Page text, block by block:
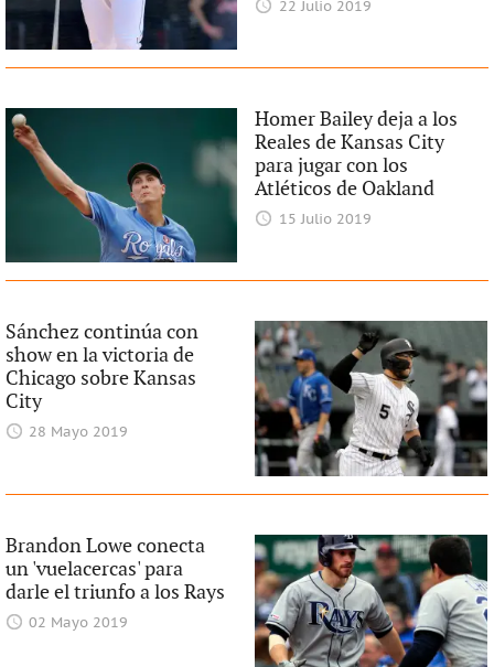
22 Julio 2019
Homer Bailey deja a los
Reales de Kansas City
para jugar con los
Atléticos de Oakland
15 Julio 2019
Sánchez continúa con
show en la victoria de
Chicago sobre Kansas
City
28 Mayo 2019
Brandon Lowe conecta
un 'vuelacercas' para
darle el triunfo a los Rays
02 Mayo 2019